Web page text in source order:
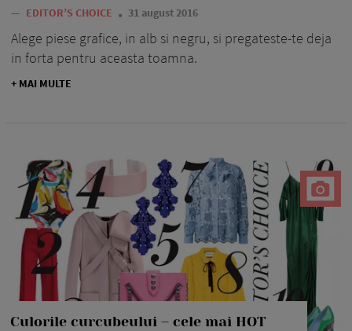
— EDITOR’S CHOICE 31 august 2016
Alege piese grafice, in alb si negru, si pregateste-te deja
in forta pentru aceasta toamna.
+ MAI MULTE
Culorile curcubeului – cele mai HOT